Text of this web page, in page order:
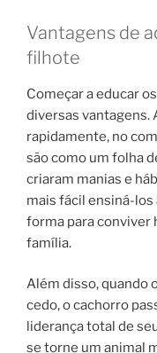
Vantagens de
filhote
Começar a educar
diversas vantagens.
rapidamente, no
são como um folha
criaram manias e
mais fácil ensiná-
forma para conviver
família.
Além disso, quando
cedo, o cachorro
liderança total de
se torne um animal